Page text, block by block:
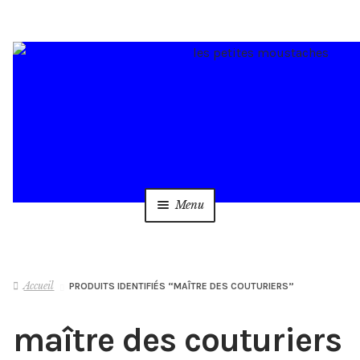
Aller
Aller
Menu
Catalogue/boutique
Auteurs et illustrateurs
Accueil PRODUITS IDENTIFIÉS “MAÎTRE DES COUTURIERS”
maître des couturiers